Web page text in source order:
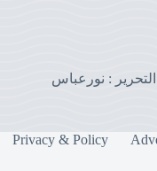
: نورعباس
Privacy & Policy